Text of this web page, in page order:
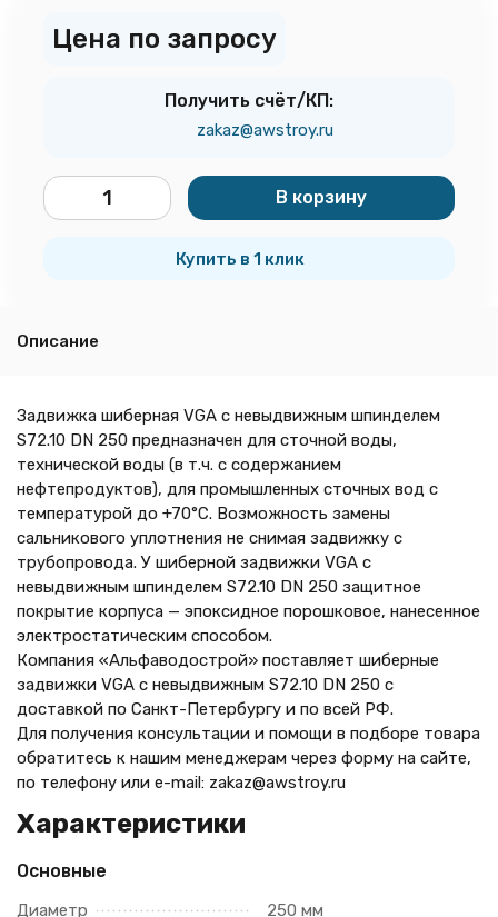
Цена по запросу
Получить счёт/КП:
zakaz@awstroy.ru
В корзину
Купить в 1 клик
Описание
Задвижка шиберная VGA с невыдвижным шпинделем
S72.10 DN 250 предназначен для сточной воды,
технической воды (в т.ч. с содержанием
нефтепродуктов), для промышленных сточных вод с
температурой до +70°С. Возможность замены
сальникового уплотнения не снимая задвижку с
трубопровода. У шиберной задвижки VGA с
невыдвижным шпинделем S72.10 DN 250 защитное
покрытие корпуса — эпоксидное порошковое, нанесенное
электростатическим способом.
Компания «Альфаводострой» поставляет шиберные
задвижки VGA с невыдвижным S72.10 DN 250 с
доставкой по Санкт-Петербургу и по всей РФ.
Для получения консультации и помощи в подборе товара
обратитесь к нашим менеджерам через форму на сайте,
по телефону или e-mail: zakaz@awstroy.ru
Характеристики
Основные
Диаметр 250 мм